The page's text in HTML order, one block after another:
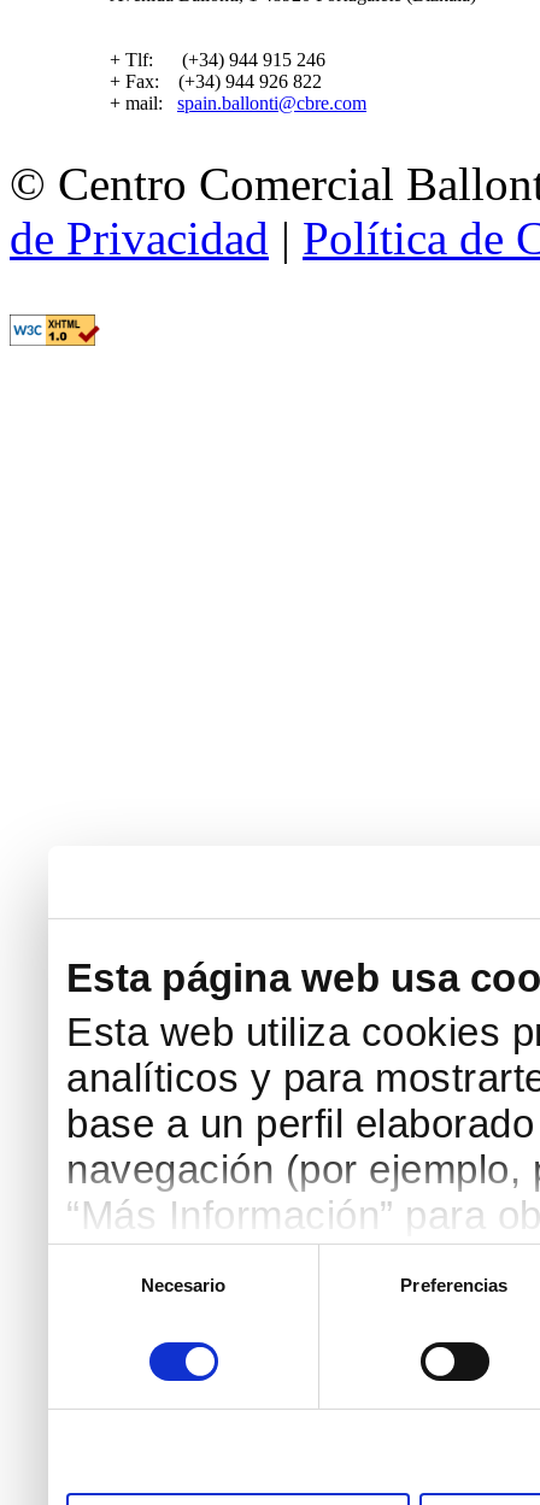
Esta página web usa
Esta web utiliza cookies
analíticos y para
base a un perfil
navegación (por
“Más Información” para
necesarias haciendo
marcar las casillas de
Necesario Preferencias
+ Tlf: (+34) 944 915 246
+ Fax: (+34) 944 926 822
+ mail: spain.ballonti@cbre.com
© Centro Comercial
de Privacidad | Política de